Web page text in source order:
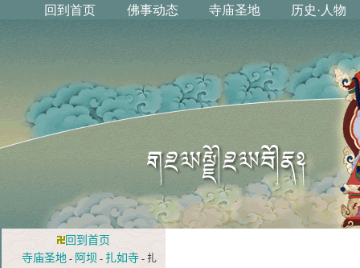
回到首页
寺庙圣地 - 阿坝 - 扎如寺 - 扎